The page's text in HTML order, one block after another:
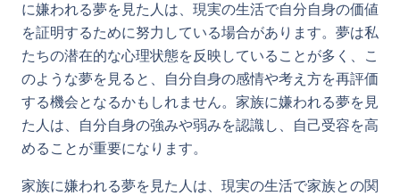
に嫌われる夢を見た人は、現実の生活で自分自身の価値
を証明するために努力している場合があります。夢は私
たちの潜在的な心理状態を反映していることが多く、こ
のような夢を見ると、自分自身の感情や考え方を再評価
する機会となるかもしれません。家族に嫌われる夢を見
た人は、自分自身の強みや弱みを認識し、自己受容を高
めることが重要になります。
家族に嫌われる夢を見た人は、現実の生活で家族との関